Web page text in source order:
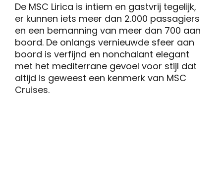
De MSC Lirica is intiem en gastvrij tegelijk,
er kunnen iets meer dan 2.000 passagiers
en een bemanning van meer dan 700 aan
boord. De onlangs vernieuwde sfeer aan
boord is verfijnd en nonchalant elegant
met het mediterrane gevoel voor stijl dat
altijd is geweest een kenmerk van MSC
Cruises.